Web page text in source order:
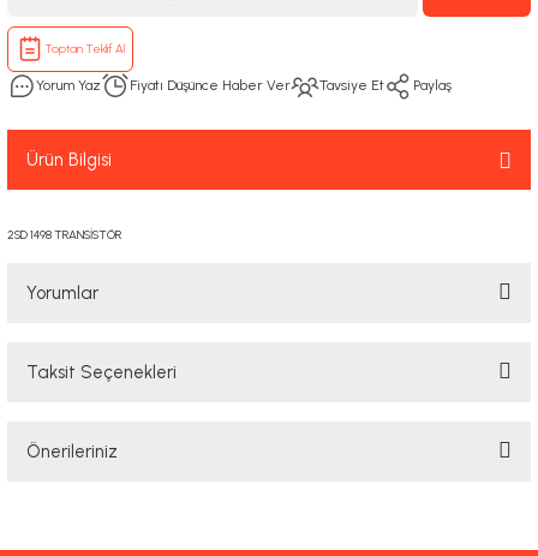
Toptan Teklif Al
Yorum Yaz Fiyatı Düşünce Haber Ver Tavsiye Et Paylaş
Ürün Bilgisi
2SD 1498 TRANSİSTÖR
Yorumlar
Taksit Seçenekleri
Önerileriniz
yetersiz gördüğünüz noktaları öneri formunu kullanarak tarafımıza